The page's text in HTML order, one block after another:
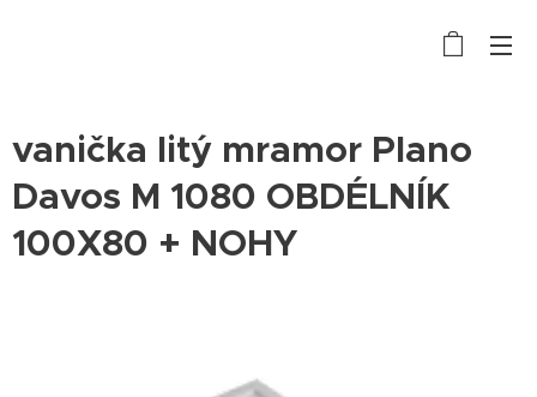
vanička litý mramor Plano
Davos M 1080 OBDÉLNÍK
100X80 + NOHY